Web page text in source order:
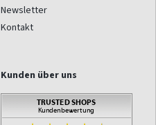
Newsletter
Kontakt
Kunden über uns